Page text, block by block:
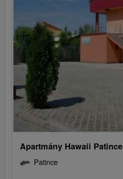
Apartmány Hawaii Patince
Patince